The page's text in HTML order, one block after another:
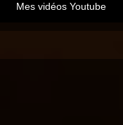
Mes vidéos Youtube